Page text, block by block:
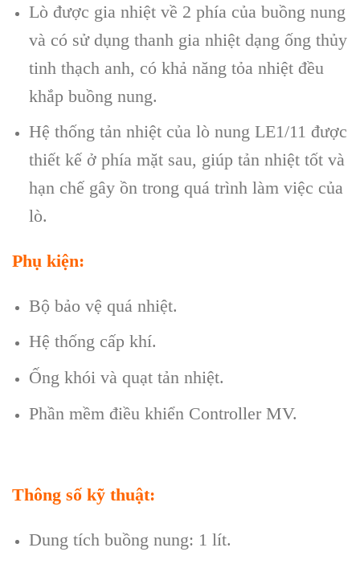
Lò được gia nhiệt về 2 phía của buồng nung
và có sử dụng thanh gia nhiệt dạng ống thủy
tinh thạch anh, có khả năng tỏa nhiệt đều
khắp buồng nung.
Hệ thống tản nhiệt của lò nung LE1/11 được
thiết kế ở phía mặt sau, giúp tản nhiệt tốt và
hạn chế gây ồn trong quá trình làm việc của
lò.
Phụ kiện:
Bộ bảo vệ quá nhiệt.
Hệ thống cấp khí.
Ống khói và quạt tản nhiệt.
Phần mềm điều khiển Controller MV.
Thông số kỹ thuật:
Dung tích buồng nung: 1 lít.